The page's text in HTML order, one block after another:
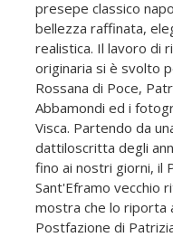
presepe classico
bellezza raffinata,
realistica. Il lavoro di
originaria si è svolto
Rossana di Poce,
Abbamondi ed i
Visca. Partendo da
dattiloscritta degli
fino ai nostri giorni, il
Sant'Eframo vecchio
mostra che lo riporta
Postfazione di